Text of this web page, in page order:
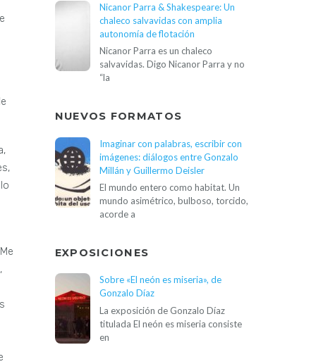
Nicanor Parra & Shakespeare: Un
chaleco salvavidas con amplia
autonomía de flotación
Nicanor Parra es un chaleco
salvavidas. Digo Nicanor Parra y no
“la
NUEVOS FORMATOS
Imaginar con palabras, escribir con
imágenes: diálogos entre Gonzalo
Millán y Guillermo Deisler
El mundo entero como habitat. Un
mundo asimétrico, bulboso, torcido,
acorde a
EXPOSICIONES
Sobre «El neón es miseria», de
Gonzalo Díaz
La exposición de Gonzalo Díaz
titulada El neón es miseria consiste
en